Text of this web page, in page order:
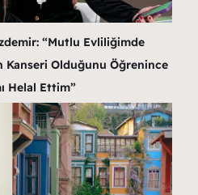
“Mutlu Evliliğimde
Kanseri Olduğunu Öğrenince
Helal Ettim”